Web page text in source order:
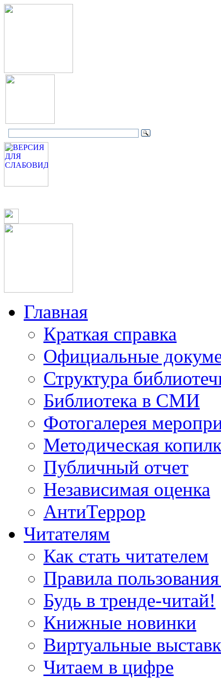
Главная
Краткая справка
Официальные
Структура
Библиотека в СМИ
Фотогалерея
Методическая
Публичный отчет
Независимая оценка
АнтиТеррор
Читателям
Как стать читателем
Правила
Будь в тренде-читай!
Книжные новинки
Виртуальные
Читаем в цифре